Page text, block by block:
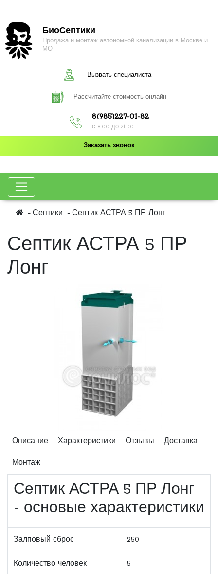
БиоСептики
Продажа и монтаж автономной канализации в Москве и
МО
Вызвать специалиста
Рассчитайте стоимость онлайн
8(985)227-01-82
с 8:00 до 21:00
Заказать звонок
Септики Септик АСТРА 5 ПР Лонг
Септик АСТРА 5 ПР
Лонг
Описание Характеристики Отзывы Доставка
Монтаж
Септик АСТРА 5 ПР Лонг
- основые характеристики
Залповый сброс 250
Количество человек 5